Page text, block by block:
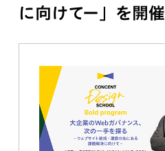
に向けてー」を開催